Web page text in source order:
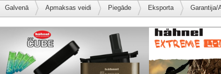
Galvenā Apmaksas veidi Piegāde Eksporta Garantija/